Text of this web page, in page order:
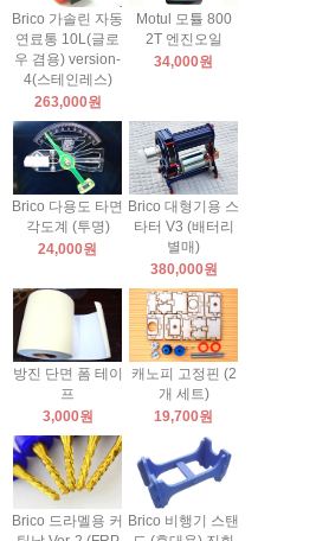
Brico 가솔린 자동
연료통 10L(글로
우 겸용) version-
4(스테인레스)
263,000원
Motul 모튤 800
2T 엔진오일
34,000원
Brico 다용도 타면
각도계 (투명)
24,000원
Brico 대형기용 스
타터 V3 (배터리
별매)
380,000원
방진 단면 폼 테이
프
3,000원
캐노피 고정핀 (2
개 세트)
19,700원
Brico 드라멜용 커
Brico 비행기 스탠